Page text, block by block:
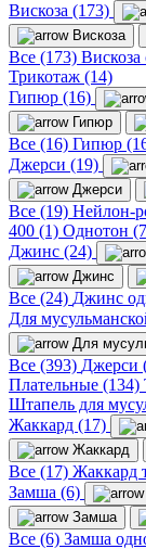
Вискоза (173)
Вискоза
Все (173)
Трикотаж (14)
Гипюр (16)
Гипюр
Все (16) Гипюр
Джерси (19)
Джерси
Все (19) Нейлон-
400 (1) Однотон
Джинс (24)
Джинс
Все (24) Джинс
Для
Для
Все (393) Джерси
Плательные (134)
Штапель для
Жаккард (17)
Жаккард
Все (17) Жаккард
Замша (6)
Замша
Все (6) Замша